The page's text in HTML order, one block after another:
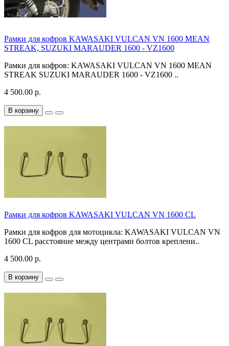
Рамки для кофров KAWASAKI VULCAN VN 1600 MEAN
STREAK, SUZUKI MARAUDER 1600 - VZ1600
Рамки для кофров: KAWASAKI VULCAN VN 1600 MEAN
STREAK SUZUKI MARAUDER 1600 - VZ1600 ..
4 500.00 р.
В корзину
Рамки для кофров KAWASAKI VULCAN VN 1600 CL
Рамки для кофров для мотоцикла: KAWASAKI VULCAN VN
1600 CL расстояние между центрами болтов креплени..
4 500.00 р.
В корзину